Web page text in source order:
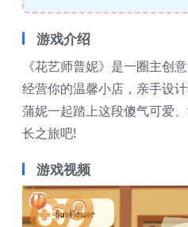
游戏介绍
《花艺师普妮》是一圈主创
经营你的温馨小店，亲手设
蒲妮一起踏上这段傻气可爱
长之旅吧!
游戏视频